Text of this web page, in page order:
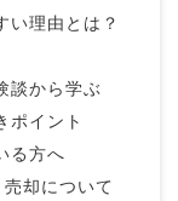
い理由とは？
談から学ぶ
ポイント
る方へ
却について